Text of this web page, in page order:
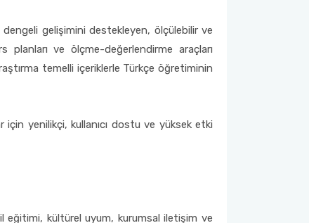
dengeli gelişimini destekleyen, ölçülebilir ve
ve ölçme-değerlendirme araçları
temelli içeriklerle Türkçe öğretiminin
yenilikçi, kullanıcı dostu ve yüksek etki
eğitimi, kültürel uyum, kurumsal iletişim ve